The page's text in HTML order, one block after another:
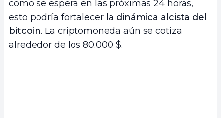
como se espera en las próximas 24 horas,
esto podría fortalecer la dinámica alcista del
bitcoin. La criptomoneda aún se cotiza
alrededor de los 80.000 $.